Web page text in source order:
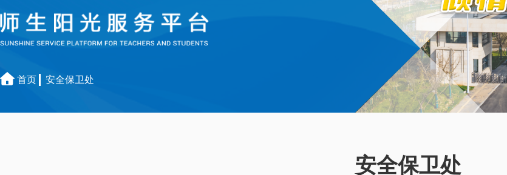
首页 安全保卫处
安全保卫处